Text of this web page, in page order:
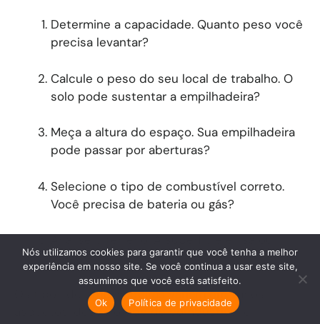
Determine a capacidade. Quanto peso você
precisa levantar?
Calcule o peso do seu local de trabalho. O
solo pode sustentar a empilhadeira?
Meça a altura do espaço. Sua empilhadeira
pode passar por aberturas?
Selecione o tipo de combustível correto.
Você precisa de bateria ou gás?
irregular?
Os tipos de empilhadeiras variam em vários
aspectos, desde o tipo de combustível e
Nós utilizamos cookies para garantir que você tenha a melhor
experiência em nosso site. Se você continua a usar este site,
assumimos que você está satisfeito.
Ok
Política de privacidade